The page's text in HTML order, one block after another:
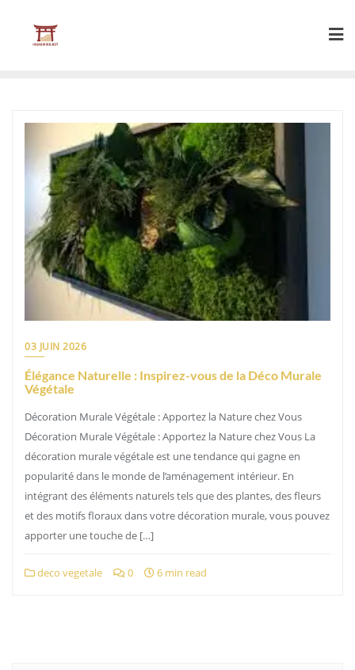
content
03 JUIN 2026
Élégance Naturelle : Inspirez-vous de la Déco Murale
Végétale
Décoration Murale Végétale : Apportez la Nature chez Vous
Décoration Murale Végétale : Apportez la Nature chez Vous La
décoration murale végétale est une tendance qui gagne en
popularité dans le monde de l’aménagement intérieur. En
intégrant des éléments naturels tels que des plantes, des fleurs
et des motifs floraux dans votre décoration murale, vous pouvez
apporter une touche de […]
deco vegetale 0 6 min read